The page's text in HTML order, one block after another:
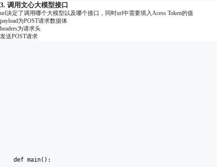
3. 调用文心大模型接口
url决定了调用哪个大模型以及哪个接口，同时url中需要填入Acess Token的值
payload为POST请求数据体
headers为请求头
发送POST请求
def main():